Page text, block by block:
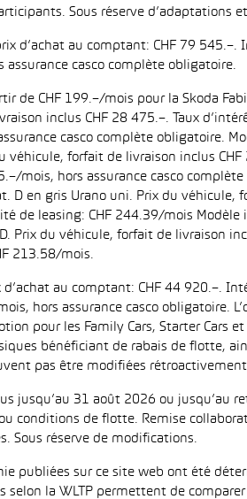
Sous réserve d’adaptations
d’achat au comptant: CHF 79
casco complète obligatoire.
de CHF 199.–/mois pour la Skoda
inclus CHF 28 475.–. Taux
casco complète obligatoire.
forfait de livraison inclus
mois, hors assurance casco
en gris Urano uni. Prix du
de leasing: CHF 244.39/mois
du véhicule, forfait de livraison
213.58/mois.
d’achat au comptant: CHF 44
hors assurance casco obligatoire.
pour les Family Cars, Starter Cars
bénéficiant de rabais de flotte,
pas être modifiées
jusqu’au 31 août 2026 ou
conditions de flotte. Remise
Sous réserve de modifications.
publiées sur ce site web ont été
selon la WLTP permettent de